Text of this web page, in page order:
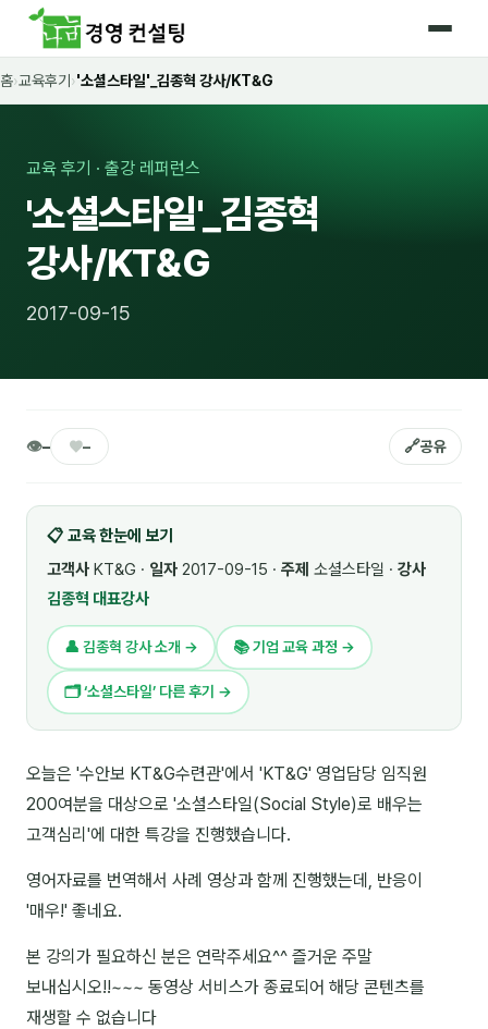
홈
🤖 AI · IT 교육
📈 마케팅 · 영업
🤝 B2B 세일즈
🌏 글로벌 비즈니스
4
🏭 산업 특화
🎬 영상 · 콘텐츠
📊 프레젠테이션 · 기획
🗣️ 외국어 강의
📚 인문학 · 교양
🤲 협력강사 과정
온라인강의 NEW
홈›교육후기 ›'소셜스타일'_김종혁 강사/KT&G
교육 후기 · 출강 레퍼런스
'소셜스타일'_김종혁
강사/KT&G
2017-09-15
👁– ♥– 🔗공유
📋 교육 한눈에 보기
고객사 KT&G · 일자 2017-09-15 · 주제 소셜스타일 · 강사
김종혁 대표강사
👤 김종혁 강사 소개 → 📚 기업 교육 과정 →
🗂 ‘소셜스타일’ 다른 후기 →
오늘은 '수안보 KT&G수련관'에서 'KT&G' 영업담당 임직원
200여분을 대상으로 '소셜스타일(Social Style)로 배우는
고객심리'에 대한 특강을 진행했습니다.
영어자료를 번역해서 사례 영상과 함께 진행했는데, 반응이
'매우!' 좋네요.
본 강의가 필요하신 분은 연락주세요^^ 즐거운 주말
보내십시오!!~~~ 동영상 서비스가 종료되어 해당 콘텐츠를
재생할 수 없습니다